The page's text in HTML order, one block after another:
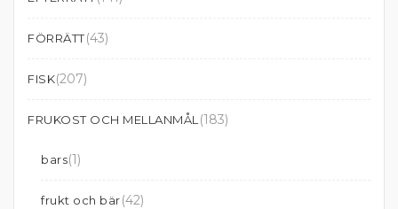
FÖRRÄTT(43)
FISK(207)
FRUKOST OCH MELLANMÅL (183)
bars(1)
frukt och bär(42)